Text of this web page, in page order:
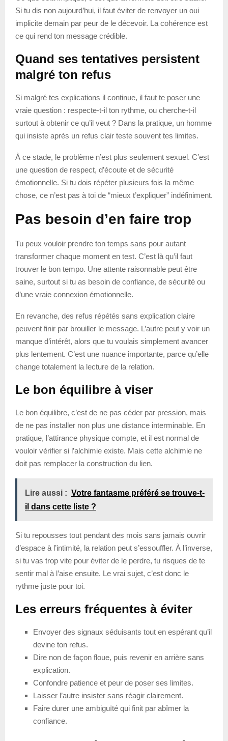
Si tu dis non aujourd’hui, il faut éviter de renvoyer un oui
implicite demain par peur de le décevoir. La cohérence est
ce qui rend ton message crédible.
Quand ses tentatives persistent
malgré ton refus
Si malgré tes explications il continue, il faut te poser une
vraie question : respecte-t-il ton rythme, ou cherche-t-il
surtout à obtenir ce qu’il veut ? Dans la pratique, un homme
qui insiste après un refus clair teste souvent tes limites.
À ce stade, le problème n’est plus seulement sexuel. C’est
une question de respect, d’écoute et de sécurité
émotionnelle. Si tu dois répéter plusieurs fois la même
chose, ce n’est pas à toi de “mieux t’expliquer” indéfiniment.
Pas besoin d’en faire trop
Tu peux vouloir prendre ton temps sans pour autant
transformer chaque moment en test. C’est là qu’il faut
trouver le bon tempo. Une attente raisonnable peut être
saine, surtout si tu as besoin de confiance, de sécurité ou
d’une vraie connexion émotionnelle.
En revanche, des refus répétés sans explication claire
peuvent finir par brouiller le message. L’autre peut y voir un
manque d’intérêt, alors que tu voulais simplement avancer
plus lentement. C’est une nuance importante, parce qu’elle
change totalement la lecture de la relation.
Le bon équilibre à viser
Le bon équilibre, c’est de ne pas céder par pression, mais
de ne pas installer non plus une distance interminable. En
pratique, l’attirance physique compte, et il est normal de
vouloir vérifier si l’alchimie existe. Mais cette alchimie ne
doit pas remplacer la construction du lien.
Lire aussi : Votre fantasme préféré se trouve-t-
il dans cette liste ?
Si tu repousses tout pendant des mois sans jamais ouvrir
d’espace à l’intimité, la relation peut s’essouffler. À l’inverse,
si tu vas trop vite pour éviter de le perdre, tu risques de te
sentir mal à l’aise ensuite. Le vrai sujet, c’est donc le
rythme juste pour toi.
Les erreurs fréquentes à éviter
Envoyer des signaux séduisants tout en espérant qu’il
devine ton refus.
Dire non de façon floue, puis revenir en arrière sans
explication.
Confondre patience et peur de poser ses limites.
Laisser l’autre insister sans réagir clairement.
Faire durer une ambiguïté qui finit par abîmer la
confiance.